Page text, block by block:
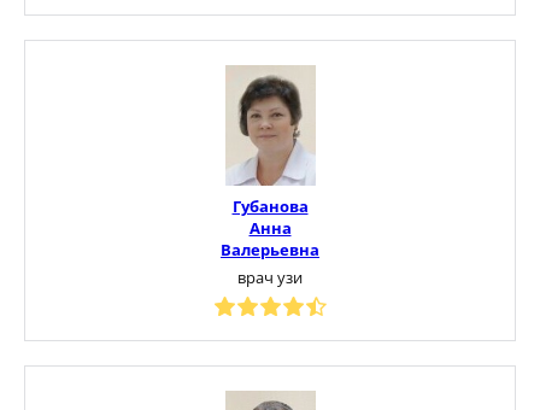
Губанова
Анна
Валерьевна
врач узи